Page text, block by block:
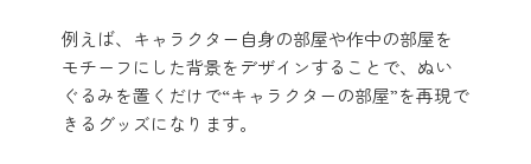
例えば、キャラクター自身の部屋や作中の部屋を
モチーフにした背景をデザインすることで、ぬい
ぐるみを置くだけで“キャラクターの部屋”を再現で
きるグッズになります。